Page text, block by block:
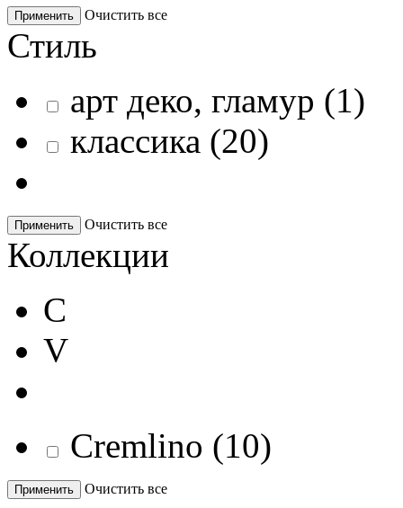
Применить Очистить все
Стиль
арт деко, гламур (1)
классика (20)
Применить Очистить все
Коллекции
C
V
Cremlino (10)
Применить Очистить все